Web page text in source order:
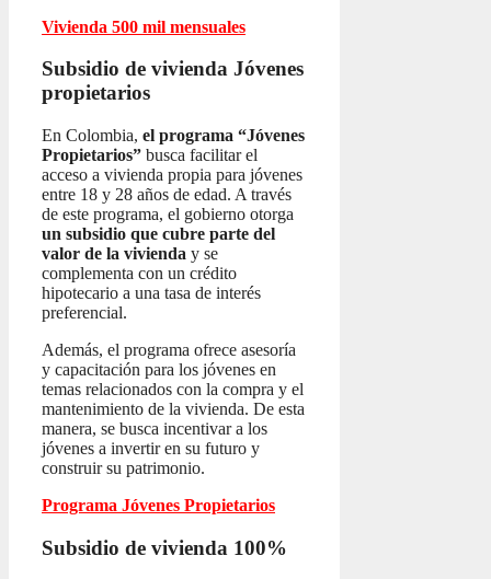
Vivienda 500 mil mensuales
Subsidio de vivienda Jóvenes
propietarios
En Colombia, el programa “Jóvenes
Propietarios” busca facilitar el
acceso a vivienda propia para jóvenes
entre 18 y 28 años de edad. A través
de este programa, el gobierno otorga
un subsidio que cubre parte del
valor de la vivienda y se
complementa con un crédito
hipotecario a una tasa de interés
preferencial.
Además, el programa ofrece asesoría
y capacitación para los jóvenes en
temas relacionados con la compra y el
mantenimiento de la vivienda. De esta
manera, se busca incentivar a los
jóvenes a invertir en su futuro y
construir su patrimonio.
Programa Jóvenes Propietarios
Subsidio de vivienda 100%